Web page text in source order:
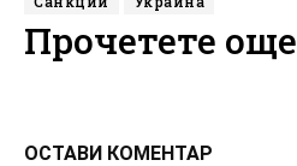
Прочетете още
ОСТАВИ КОМЕНТАР